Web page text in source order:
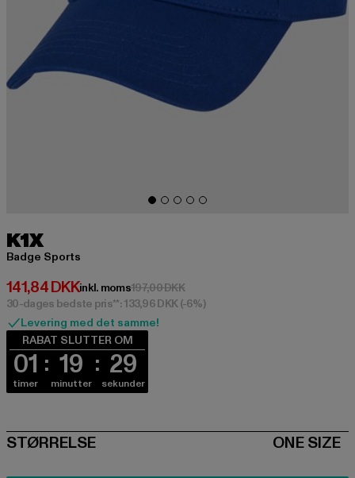
K1X
Badge Sports
141,84 DKK
Nuværende pris: 141,84 DKK
inkl. moms197,00 DKKKampagnepris: 197,00 DKK
30-dages bedste pris**: 133,96 DKK(-6%)
Levering med det samme!
RABAT SLUTTER OM
01
timer
19
minutter
29
sekunder
SIZE
STØRRELSE ONE SIZE